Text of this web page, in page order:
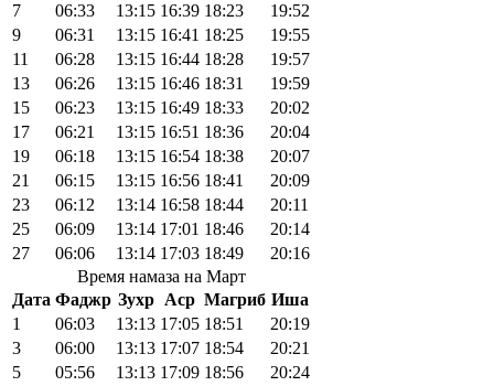
7
06:33 13:15 16:39 18:23
19:52
9
06:31 13:15 16:41 18:25
19:55
11
06:28 13:15 16:44 18:28
19:57
13
06:26 13:15 16:46 18:31
19:59
15
06:23 13:15 16:49 18:33
20:02
17
06:21 13:15 16:51 18:36
20:04
19
06:18 13:15 16:54 18:38
20:07
21
06:15 13:15 16:56 18:41
20:09
23
06:12 13:14 16:58 18:44
20:11
25
06:09 13:14 17:01 18:46
20:14
27
06:06 13:14 17:03 18:49
20:16
Время намаза на Март
Дата Фаджр Зухр Аср Магриб Иша
1
06:03 13:13 17:05 18:51
20:19
3
06:00 13:13 17:07 18:54
20:21
5
05:56 13:13 17:09 18:56
20:24